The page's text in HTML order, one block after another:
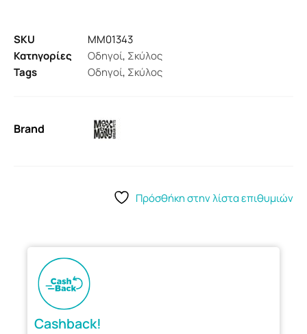
SKU
MM01343
Κατηγορίες
Οδηγοί, Σκύλος
Tags
Οδηγοί, Σκύλος
Brand
Πρόσθήκη στην λίστα επιθυμιών
Cashback!